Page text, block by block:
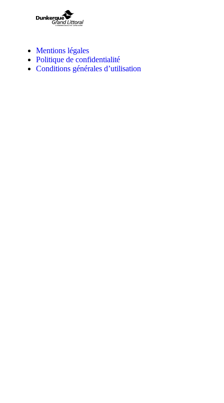
Mentions légales
Politique de confidentialité
Conditions générales d’utilisation